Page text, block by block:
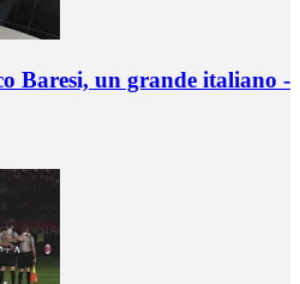
Baresi, un grande italiano -